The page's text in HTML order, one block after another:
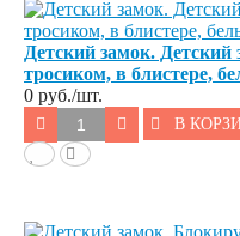
Детский замок. Детский
тросиком, в блистере,
0 руб./шт.
В